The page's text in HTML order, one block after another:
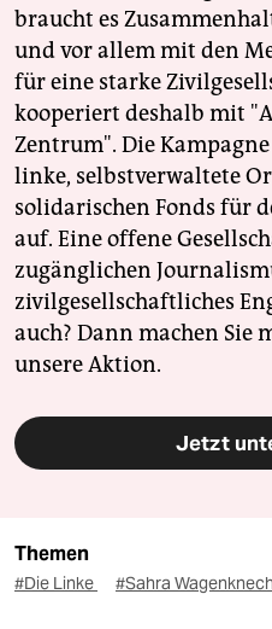
braucht es
und vor allem mit den
für eine starke
kooperiert deshalb mit
Zentrum". Die
linke, selbstverwaltete
solidarischen Fonds für
auf. Eine offene
zugänglichen
zivilgesellschaftliches
auch? Dann machen Sie
unsere Aktion.
Jetzt
Themen
#Die Linke #Sahra